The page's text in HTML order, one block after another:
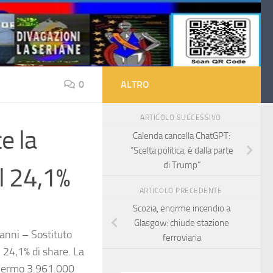
0
la
24,1%
– Sostituto
di share. La
3.961.000
ALTRO
ARTICOLO SUCCESSIVO
Calenda cancella ChatGPT:
“Scelta politica, è dalla parte
di Trump”
ARTICOLO PRECEDENTE
Scozia, enorme incendio a
Glasgow: chiude stazione
ferroviaria